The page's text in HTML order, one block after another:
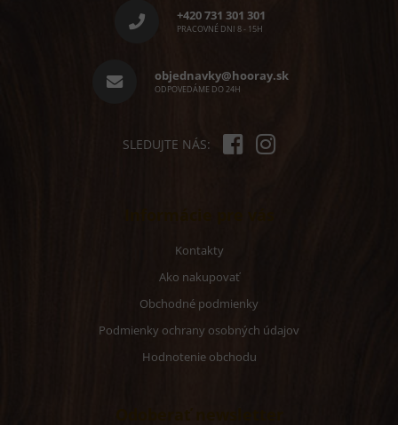
+420 731 301 301
PRACOVNÉ DNI 8 - 15H
objednavky@hooray.sk
ODPOVEDÁME DO 24H
SLEDUJTE NÁS:
Kontakty
Ako nakupovať
Obchodné podmienky
Podmienky ochrany osobných údajov
Hodnotenie obchodu